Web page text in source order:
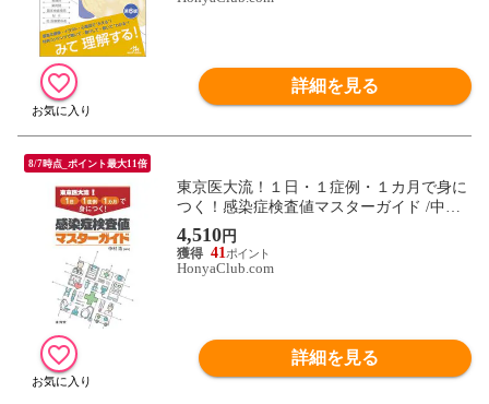
詳細を見る
8/7時点_ポイント最大11倍
東京医大流！１日・１症例・１カ月で身に
つく！感染症検査値マスターガイド /中村
造
4,510円
41
HonyaClub.com
詳細を見る